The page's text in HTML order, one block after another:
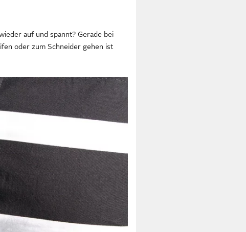
auf und spannt? Gerade bei
oder zum Schneider gehen ist